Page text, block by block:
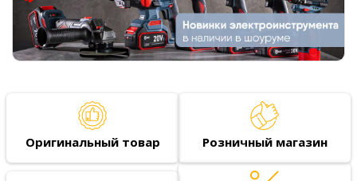
Оригинальный товар Розничный магазин